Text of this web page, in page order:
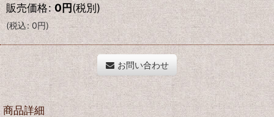
販売価格: 0円(税別)
(税込: 0円)
お問い合わせ
商品詳細